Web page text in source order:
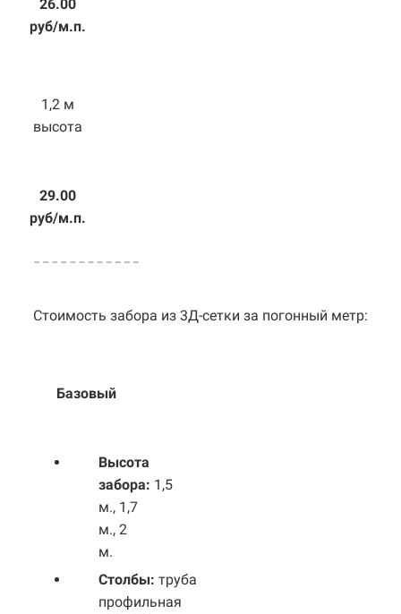
26.00
руб/м.п.
1,2 м
высота
29.00
руб/м.п.
Стоимость забора из 3Д-сетки за погонный метр:
Базовый
Высота
забора: 1,5
м., 1,7
м., 2
м.
Столбы: труба
профильная